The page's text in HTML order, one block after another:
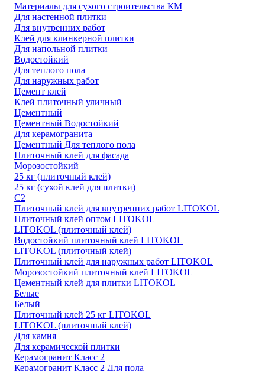
Материалы для сухого строительства КМ
Для настенной плитки
Для внутренних работ
Клей для клинкерной плитки
Для напольной плитки
Водостойкий
Для теплого пола
Для наружных работ
Цемент клей
Клей плиточный уличный
Цементный
Цементный Водостойкий
Для керамогранита
Цементный Для теплого пола
Плиточный клей для фасада
Морозостойкий
25 кг (плиточный клей)
25 кг (сухой клей для плитки)
С2
Плиточный клей для внутренних работ LITOKOL
Плиточный клей оптом LITOKOL
LITOKOL (плиточный клей)
Водостойкий плиточный клей LITOKOL
LITOKOL (плиточный клей)
Плиточный клей для наружных работ LITOKOL
Морозостойкий плиточный клей LITOKOL
Цементный клей для плитки LITOKOL
Белые
Белый
Плиточный клей 25 кг LITOKOL
LITOKOL (плиточный клей)
Для камня
Для керамической плитки
Керамогранит Класс 2
Керамогранит Класс 2 Для пола